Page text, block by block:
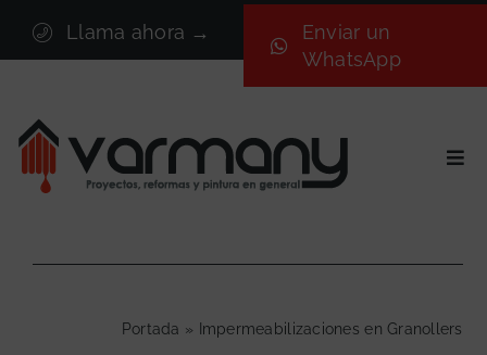
contenido
Llama ahora →
Enviar un
WhatsApp
Sectores
ProyectosPortada » Impermeabilizaciones en Granollers